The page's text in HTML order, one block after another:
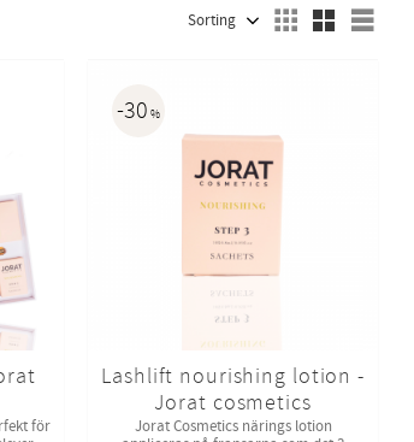
Select sorting method
för
Lashlift nourishing lotion -
Jorat cosmetics
Jorat Cosmetics närings lotion
30 %